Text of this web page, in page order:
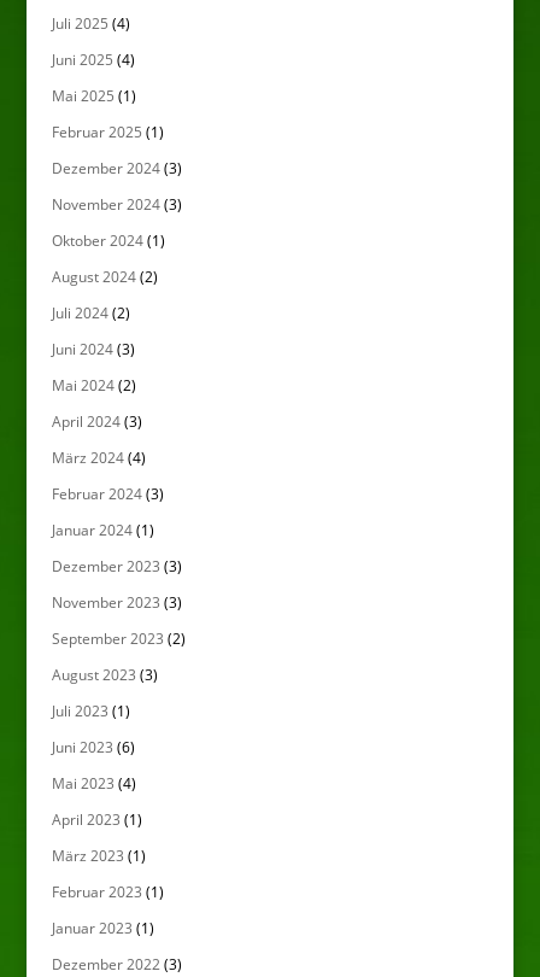
Juli 2025 (4)
Juni 2025 (4)
Mai 2025 (1)
Februar 2025 (1)
Dezember 2024(3)
November 2024(3)
Oktober 2024(1)
August 2024(2)
Juli 2024(2)
Juni 2024(3)
Mai 2024(2)
April 2024(3)
März 2024(4)
Februar 2024(3)
Januar 2024(1)
Dezember 2023 (3)
November 2023 (3)
September 2023 (2)
August 2023 (3)
Juli 2023 (1)
Juni 2023 (6)
Mai 2023 (4)
April 2023 (1)
März 2023 (1)
Februar 2023 (1)
Januar 2023 (1)
Dezember 2022(3)